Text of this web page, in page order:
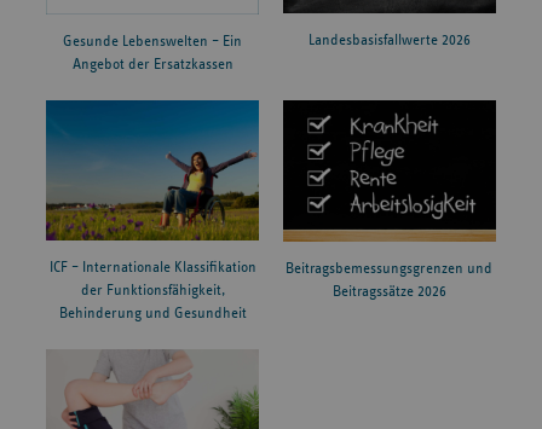
Gesunde Lebenswelten – Ein
Angebot der Ersatzkassen
Landesbasisfallwerte 2026
ICF – Internationale Klassifikation
der Funktionsfähigkeit,
Behinderung und Gesundheit
Beitragsbemessungsgrenzen und
Beitragssätze 2026